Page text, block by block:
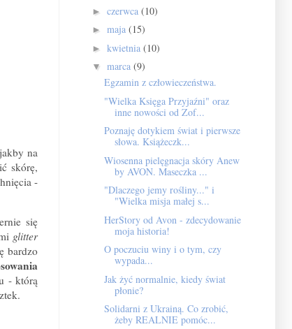
na
skórę,
-
się
glitter
bardzo
- którą
► czerwca (10)
► maja (15)
► kwietnia (10)
▼ marca (9)
Egzamin z człowieczeństwa.
"Wielka Księga Przyjaźni" oraz
inne nowości od Zof...
Poznaję dotykiem świat i pierwsze
słowa. Książeczk...
Wiosenna pielęgnacja skóry Anew
by AVON. Maseczka ...
"Dlaczego jemy rośliny..." i
"Wielka misja małej s...
HerStory od Avon - zdecydowanie
moja historia!
O poczuciu winy i o tym, czy
wypada...
Jak żyć normalnie, kiedy świat
płonie?
Solidarni z Ukrainą. Co zrobić,
żeby REALNIE pomóc...